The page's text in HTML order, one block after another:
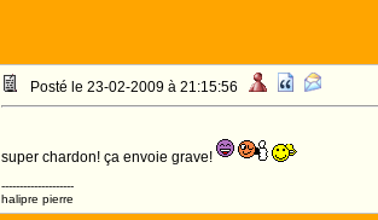
Posté le 23-02-2009 à 21:15:56
super chardon! ça envoie grave!
--------------------
halipre pierre